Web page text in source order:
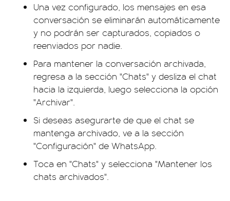
Una vez configurado, los mensajes en esa
conversación se eliminarán automáticamente
y no podrán ser capturados, copiados o
reenviados por nadie.
Para mantener la conversación archivada,
regresa a la sección "Chats" y desliza el chat
hacia la izquierda, luego selecciona la opción
"Archivar".
Si deseas asegurarte de que el chat se
mantenga archivado, ve a la sección
"Configuración" de WhatsApp.
Toca en "Chats" y selecciona "Mantener los
chats archivados".